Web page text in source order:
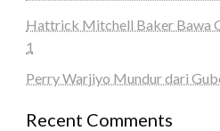
Hattrick Mitchell Baker Bawa
1
Perry Warjiyo Mundur dari
Recent Comments